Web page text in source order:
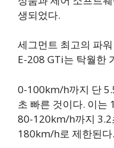
생되었다.
세그먼트 최고의 파
E-208 GTi는 탁월한
0-100km/h까지 단
초 빠른 것이다. 이는
80-120km/h까지 3.2
180km/h로 제한된다.